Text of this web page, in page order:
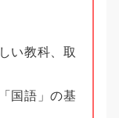
い教科、取
国語」の基